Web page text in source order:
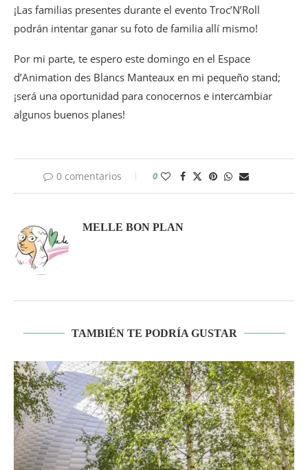
¡Las familias presentes durante el evento Troc’N’Roll
podrán intentar ganar su foto de familia allí mismo!
Por mi parte, te espero este domingo en el Espace
d’Animation des Blancs Manteaux en mi pequeño stand;
¡será una oportunidad para conocernos e intercambiar
algunos buenos planes!
0 comentarios 0
MELLE BON PLAN
TAMBIÉN TE PODRÍA GUSTAR